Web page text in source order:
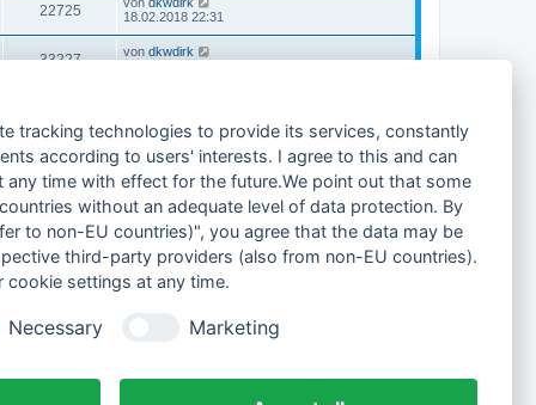
22725
18.02.2018 22:31
33227 von dkwdirk
16159 von
orangejuice12
14.12.2017 18:58
17159 von
dkwdirk
13.12.2017 15:52
Gehe zu
tracking technologies to provide its services, constantly
according to users' interests. I agree to this and can
any time with effect for the future.We point out that some
without an adequate level of data protection. By
to non-EU countries)", you agree that the data may be
third-party providers (also from non-EU countries).
cookie settings at any time.
Necessary Marketing